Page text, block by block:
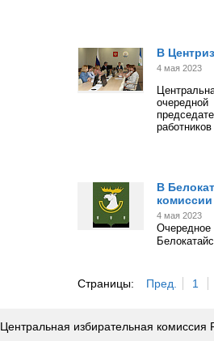
В
4 мая 2023
В
комиссии
4 мая 2023
Очередное
Страницы: Пред. 1
Центральная избирательная